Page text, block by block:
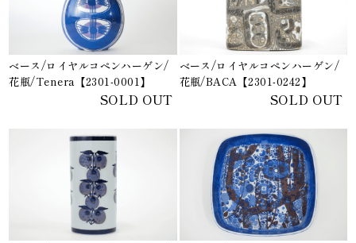
ベース/ロイヤルコペンハーゲン/
花瓶/Tenera【2301-0001】
SOLD OUT
ベース/ロイヤルコペンハーゲン/
花瓶/BACA【2301-0242】
SOLD OUT